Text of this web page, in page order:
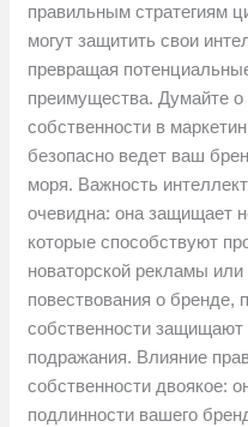
правильным стратегиям
могут защитить свои
превращая
преимущества. Думайте
собственности в
безопасно ведет ваш
моря. Важность
очевидна: она защищает
которые способствуют
новаторской рекламы или
повествования о бренде,
собственности защищают
подражания. Влияние
собственности двоякое:
подлинности вашего